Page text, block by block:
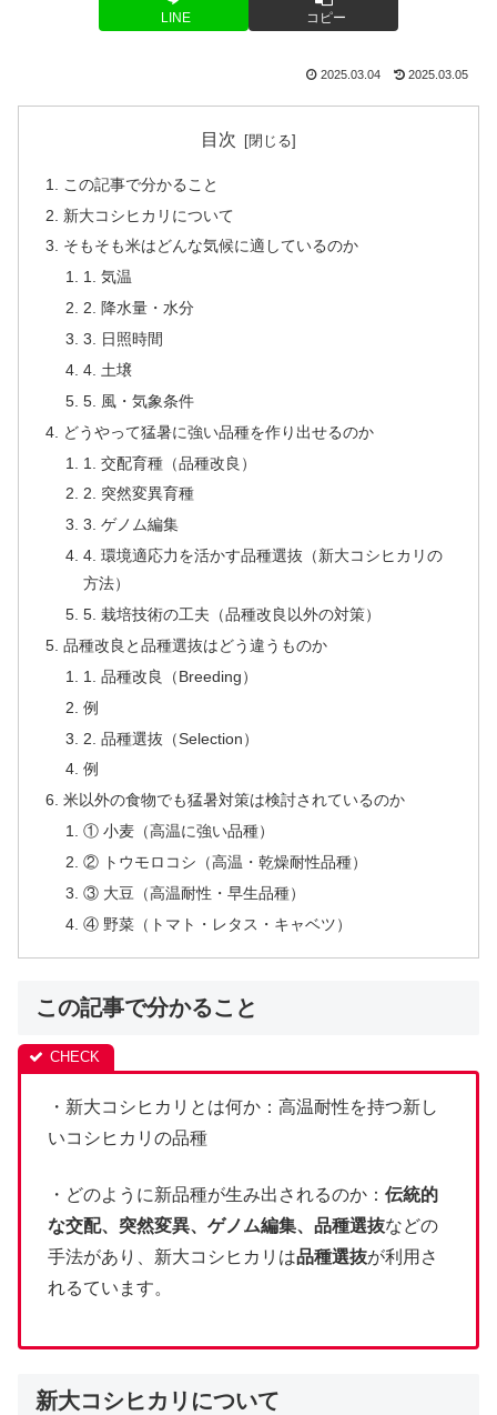
LINE コピー
2025.03.04 2025.03.05
目次
この記事で分かること
新大コシヒカリについて
そもそも米はどんな気候に適しているのか
1. 気温
2. 降水量・水分
3. 日照時間
4. 土壌
5. 風・気象条件
どうやって猛暑に強い品種を作り出せるのか
1. 交配育種（品種改良）
2. 突然変異育種
3. ゲノム編集
4. 環境適応力を活かす品種選抜（新大コシヒカリの
方法）
5. 栽培技術の工夫（品種改良以外の対策）
品種改良と品種選抜はどう違うものか
1. 品種改良（Breeding）
例
2. 品種選抜（Selection）
例
米以外の食物でも猛暑対策は検討されているのか
① 小麦（高温に強い品種）
② トウモロコシ（高温・乾燥耐性品種）
③ 大豆（高温耐性・早生品種）
④ 野菜（トマト・レタス・キャベツ）
この記事で分かること
・新大コシヒカリとは何か：高温耐性を持つ新し
いコシヒカリの品種
・どのように新品種が生み出されるのか： 伝統的
な交配、突然変異、ゲノム編集、 品種選抜などの
手法があり、新大コシヒカリは品種選抜が利用さ
れるています。
新大コシヒカリについて